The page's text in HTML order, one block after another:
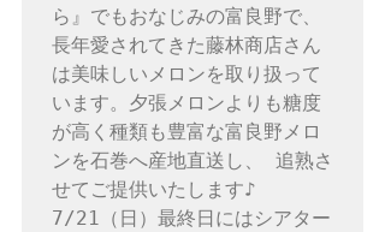
ら』でもおなじみの富良野で、
長年愛されてきた藤林商店さん
は美味しいメロンを取り扱って
います。夕張メロンよりも糖度
が高く種類も豊富な富良野メロ
ンを石巻へ産地直送し、 追熟さ
せてご提供いたします♪
7/21（日）最終日にはシアター